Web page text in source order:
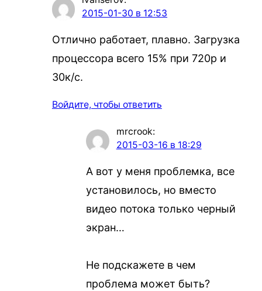
2015-01-30 в 12:53
Отлично работает, плавно. Загрузка
процессора всего 15% при 720р и
30к/с.
Войдите, чтобы ответить
mrcrook:
2015-03-16 в 18:29
А вот у меня проблемка, все
установилось, но вместо
видео потока только черный
экран…
Не подскажете в чем
проблема может быть?